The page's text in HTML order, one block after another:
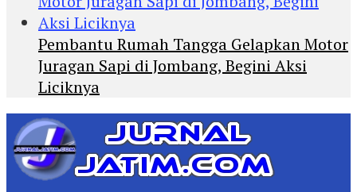
Pembantu Rumah Tangga Gelapkan Motor
Juragan Sapi di Jombang, Begini Aksi
Liciknya